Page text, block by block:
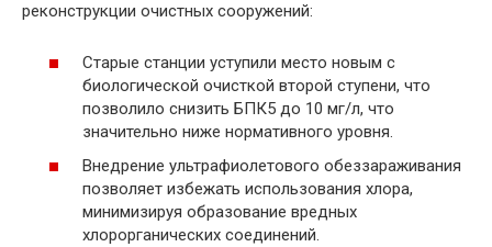
реконструкции очистных сооружений:
Старые станции уступили место новым с
биологической очисткой второй ступени, что
позволило снизить БПК5 до 10 мг/л, что
значительно ниже нормативного уровня.
Внедрение ультрафиолетового обеззараживания
позволяет избежать использования хлора,
минимизируя образование вредных
хлорорганических соединений.